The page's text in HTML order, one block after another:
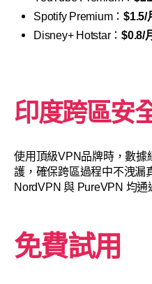
Spotify Premium：$1.5/
Disney+ Hotstar：$0.8/
印度跨區安
使用頂級VPN品牌時，數據
護，確保跨區過程中不洩漏
NordVPN 與 PureVPN 均通
免費試用